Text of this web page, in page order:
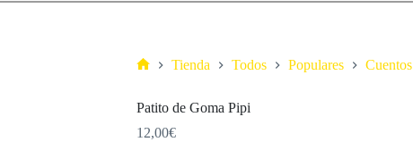
Tienda Todos Populares Cuentos
Patito de Goma Pipi
12,00€